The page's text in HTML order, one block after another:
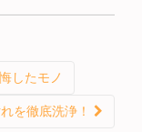
したモノ
を徹底洗浄！